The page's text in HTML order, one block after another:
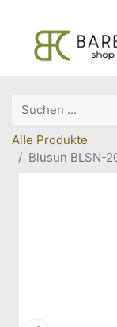
Alle Produkte
Blusun BLSN-